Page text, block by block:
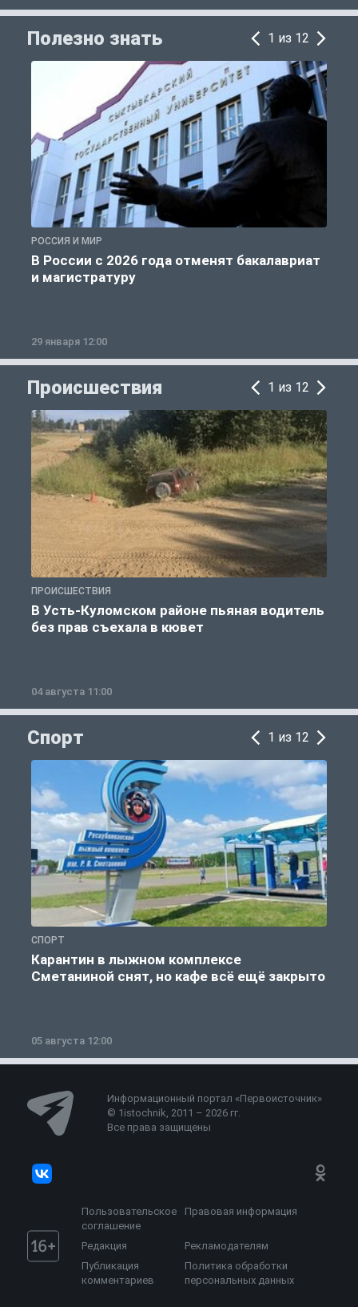
Полезно знать 1 из 12
РОССИЯ И МИР
В России с 2026 года отменят бакалавриат
и магистратуру
29 января 12:00
Происшествия 1 из 12
ПРОИСШЕСТВИЯ
В Усть-Куломском районе пьяная водитель
без прав съехала в кювет
04 августа 11:00
Спорт 1 из 12
СПОРТ
Карантин в лыжном комплексе
Сметаниной снят, но кафе всё ещё закрыто
05 августа 12:00
Информационный портал «Первоисточник»
© 1istochnik, 2011 – 2026 гг.
Все права защищены
Пользовательское
соглашение
Правовая информация
Редакция
Рекламодателям
Публикация
комментариев
Политика обработки
персональных данных